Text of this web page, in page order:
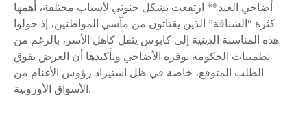
أضاحي العيد** ارتفعت بشكل جنوني لأسباب مختلفة، أهمها
كثرة “الشناقة” الذين يقتاتون من مآسي المواطنين، إذ حولوا
هذه المناسبة الدينية إلى كابوس يثقل كاهل الأسر، بالرغم من
تطمينات الحكومة بوفرة الأضاحي وتأكيدها أن العرض يفوق
الطلب المتوقع، خاصة في ظل استيراد رؤوس الأغنام من
الأسواق الأوروبية.